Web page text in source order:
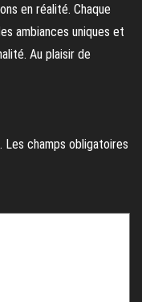
en réalité. Chaque
ambiances uniques et
Au plaisir de
Les champs obligatoires